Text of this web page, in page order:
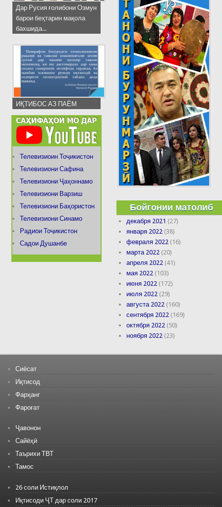
Дар Русия ғолибони Озмун
барои беҳтарин мақола
бахшида...
ИҚТИБОС АЗ ПАЁМ
Телевизиоин Тоҷикистон
Телевизиони Сафина
Телевизиони Ҷаҳоннамо
Телевизиони Варзиш
Телевизиони Баҳористон
Телевизиони Синамо
Радиои Тоҷикистон
Садои Душанбе
Бойгонии матолиб
декабря 2021 (27)
января 2022 (38)
февраля 2022 (16)
марта 2022 (20)
апреля 2022 (41)
мая 2022 (103)
июня 2022 (172)
июля 2022 (29)
августа 2022 (160)
сентября 2022 (169)
октября 2022 (50)
ноября 2022 (23)
Сиёсат
Иқтисод
Фарҳанг
Фароғат
Ҷавонон
Сайёҳӣ
Таърихи ТВТ
Тамос
26 соли Истиқлол
Иқтисоди ҶТ дар соли 2017